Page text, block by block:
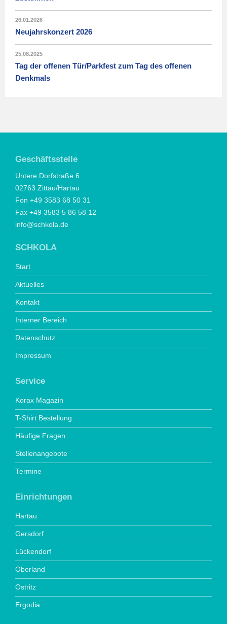
26.01.2026
Neujahrskonzert 2026
25.08.2025
Tag der offenen Tür/Parkfest zum Tag des offenen
Denkmals
Geschäftsstelle
Untere Dorfstraße 6
02763 Zittau/Hartau
Fon +49 3583 68 50 31
Fax +49 3583 5 86 58 12
info@schkola.de
SCHKOLA
Start
Aktuelles
Kontakt
Interner Bereich
Datenschutz
Impressum
Service
Korax Magazin
T-Shirt Bestellung
Häufige Fragen
Stellenangebote
Termine
Einrichtungen
Hartau
Gersdorf
Lückendorf
Oberland
Ostritz
Ergodia